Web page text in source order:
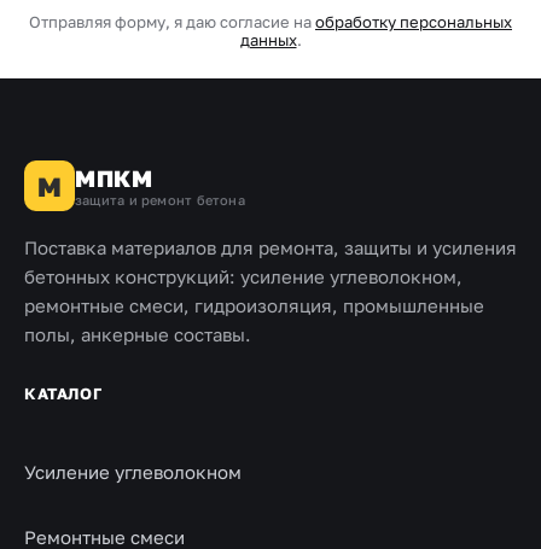
Отправляя форму, я даю согласие наобработку персональных
данных.
М МПКМ
защита и ремонт бетона
Поставка материалов для ремонта, защиты и усиления
бетонных конструкций: усиление углеволокном,
ремонтные смеси, гидроизоляция, промышленные
полы, анкерные составы.
КАТАЛОГ
Усиление углеволокном
Ремонтные смеси